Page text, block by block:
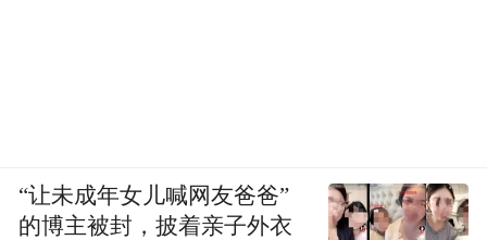
“让未成年女儿喊网友爸爸”
的博主被封，披着亲子外衣